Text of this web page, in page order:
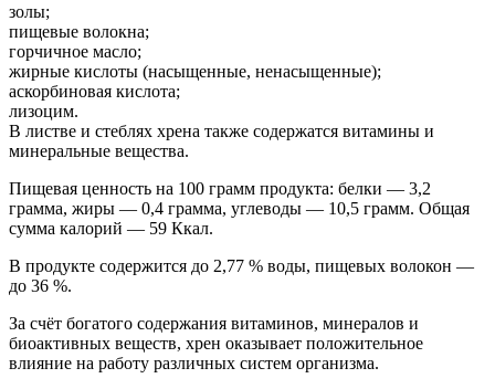
золы;
пищевые волокна;
горчичное масло;
жирные кислоты (насыщенные, ненасыщенные);
аскорбиновая кислота;
лизоцим.
В листве и стеблях хрена также содержатся витамины и
минеральные вещества.
Пищевая ценность на 100 грамм продукта: белки — 3,2
грамма, жиры — 0,4 грамма, углеводы — 10,5 грамм. Общая
сумма калорий — 59 Ккал.
В продукте содержится до 2,77 % воды, пищевых волокон —
до 36 %.
За счёт богатого содержания витаминов, минералов и
биоактивных веществ, хрен оказывает положительное
влияние на работу различных систем организма.